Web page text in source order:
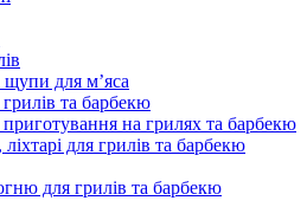
для м’яса
та барбекю
на грилях та барбекю
для грилів та барбекю
для грилів та барбекю